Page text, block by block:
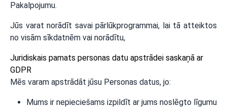
Pakalpojumu.
Jūs varat norādīt savai pārlūkprogrammai, lai tā atteiktos
no visām sīkdatnēm vai norādītu,
Juridiskais pamats personas datu apstrādei saskaņā ar
GDPR
Mēs varam apstrādāt jūsu Personas datus, jo:
Mums ir nepieciešams izpildīt ar jums noslēgto līgumu